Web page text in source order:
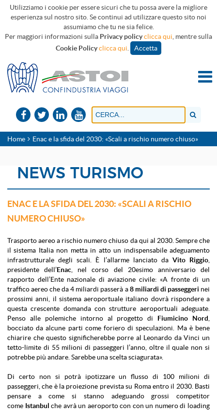
Utilizziamo i cookie per essere sicuri che tu possa avere la migliore
esperienza sul nostro sito. Se continui ad utilizzare questo sito noi
assumiamo che tu ne sia felice.
Per maggiori informazioni sulla Privacy policyclicca qui , mentre sulla
Cookie Policyclicca qui Accetta
Home Enac e la sfida del 2030: «Scali a rischio numero chiuso»
NEWS TURISMO
ENAC E LA SFIDA DEL 2030: «SCALI A RISCHIO
NUMERO CHIUSO»
Trasporto aereo a rischio numero chiuso da qui al 2030. Sempre che
il sistema Italia non metta in atto un indispensabile adeguamento
infrastrutturale degli scali. È l’allarme lanciato da Vito Riggio
presidente dell’Enac , nel corso del 20esimo anniversario del
rapporto dell’Ente nazionale di aviazione civile: «A fronte di un
traffico aereo che da 4 miliardi passerà a 8 miliardi di passeggeri nei
prossimi anni, il sistema aeroportuale italiano dovrà rispondere a
questa crescente domanda con strutture aeroportuali adeguate.
Penso alle polemiche intorno al progetto di
Fiumicino Nord
bocciato da alcune parti come foriero di speculazioni. Ma è bene
chiarire che questo significherebbe porre al Leonardo da Vinci un
tetto-limite di 55 milioni di passeggeri l’anno, oltre il quale non si
potrebbe più andare. Sarebbe una scelta sciagurata».
Di certo non si potrà ipotizzare un flusso di 100 milioni di
passeggeri, che è la proiezione prevista su Roma entro il 2030. Basti
pensare a come si stanno adeguando grossi competitor
come Istanbul che avrà un aeroporto con con un numero di loading